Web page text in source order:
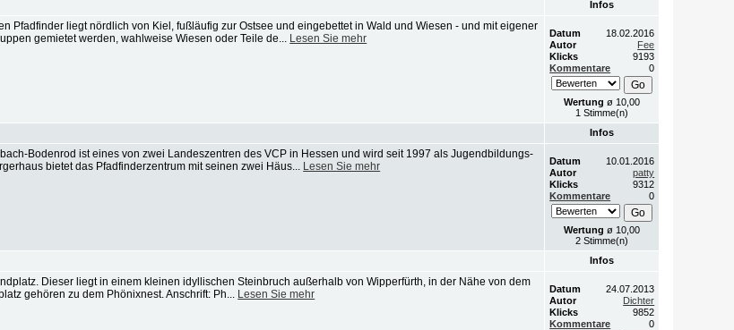
Infos
Pfadfinder liegt nördlich von Kiel, fußläufig zur Ostsee und eingebettet in Wald und Wiesen - und mit eigener
gemietet werden, wahlweise Wiesen oder Teile de... Lesen Sie mehr Datum
18.02.2016
Autor
Fee
Klicks
9193
Kommentare
0
Wertung ø 10,00
1 Stimme(n)
Infos
Bodenrod ist eines von zwei Landeszentren des VCP in Hessen und wird seit 1997 als Jugendbildungs-
bietet das Pfadfinderzentrum mit seinen zwei Häus... Lesen Sie mehr Datum
10.01.2016
Autor
patty
Klicks
9312
Kommentare
0
Wertung ø 10,00
2 Stimme(n)
Infos
Dieser liegt in einem kleinen idyllischen Steinbruch außerhalb von Wipperfürth, in der Nähe von dem
gehören zu dem Phönixnest. Anschrift: Ph... Lesen Sie mehr Datum
24.07.2013
Autor
Dichter
Klicks
9852
Kommentare
0